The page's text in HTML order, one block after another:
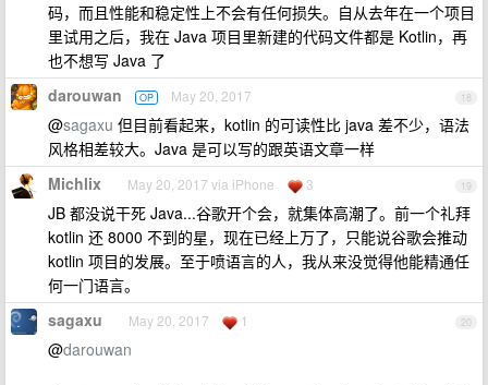
码，而且性能和稳定性上不会有任何损失。自从去年在一个项目
里试用之后，我在 Java 项目里新建的代码文件都是 Kotlin，再
也不想写 Java 了
18
darouwan OP May 20, 2017
@sagaxu 但目前看起来，kotlin 的可读性比 java 差不少，语法
风格相差较大。Java 是可以写的跟英语文章一样
19
Michlix May 20, 2017 via iPhone 3
JB 都没说干死 Java...谷歌开个会，就集体高潮了。前一个礼拜
kotlin 还 8000 不到的星，现在已经上万了，只能说谷歌会推动
kotlin 项目的发展。至于喷语言的人，我从来没觉得他能精通任
何一门语言。
20
sagaxu May 20, 2017 1
@darouwan